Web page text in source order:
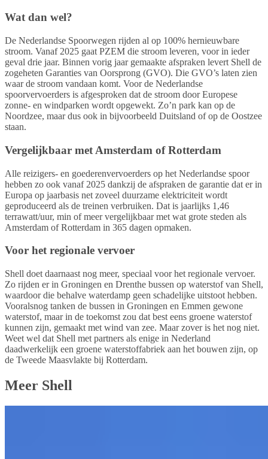
Wat dan wel?
De Nederlandse Spoorwegen rijden al op 100% hernieuwbare
stroom. Vanaf 2025 gaat PZEM die stroom leveren, voor in ieder
geval drie jaar. Binnen vorig jaar gemaakte afspraken levert Shell de
zogeheten Garanties van Oorsprong (GVO). Die GVO’s laten zien
waar de stroom vandaan komt. Voor de Nederlandse
spoorvervoerders is afgesproken dat de stroom door Europese
zonne- en windparken wordt opgewekt. Zo’n park kan op de
Noordzee, maar dus ook in bijvoorbeeld Duitsland of op de Oostzee
staan.
Vergelijkbaar met Amsterdam of Rotterdam
Alle reizigers- en goederenvervoerders op het Nederlandse spoor
hebben zo ook vanaf 2025 dankzij de afspraken de garantie dat er in
Europa op jaarbasis net zoveel duurzame elektriciteit wordt
geproduceerd als de treinen verbruiken. Dat is jaarlijks 1,46
terrawatt/uur, min of meer vergelijkbaar met wat grote steden als
Amsterdam of Rotterdam in 365 dagen opmaken.
Voor het regionale vervoer
Shell doet daarnaast nog meer, speciaal voor het regionale vervoer.
Zo rijden er in Groningen en Drenthe bussen op waterstof van Shell,
waardoor die behalve waterdamp geen schadelijke uitstoot hebben.
Vooralsnog tanken de bussen in Groningen en Emmen gewone
waterstof, maar in de toekomst zou dat best eens groene waterstof
kunnen zijn, gemaakt met wind van zee. Maar zover is het nog niet.
Weet wel dat Shell met partners als enige in Nederland
daadwerkelijk een groene waterstoffabriek aan het bouwen zijn, op
de Tweede Maasvlakte bij Rotterdam.
Meer Shell